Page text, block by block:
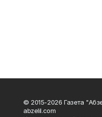
© 2015-2026 Газета
abzelil.com